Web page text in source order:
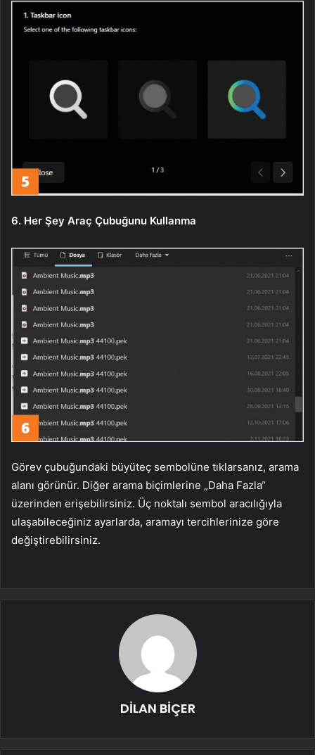
6. Her Şey Araç Çubuğunu Kullanma
Görev çubuğundaki büyüteç sembolüne tıklarsanız, arama
alanı görünür. Diğer arama biçimlerine „Daha Fazla“
üzerinden erişebilirsiniz. Üç noktalı sembol aracılığıyla
ulaşabileceğiniz ayarlarda, aramayı tercihlerinize göre
değiştirebilirsiniz.
DİLAN BİÇER